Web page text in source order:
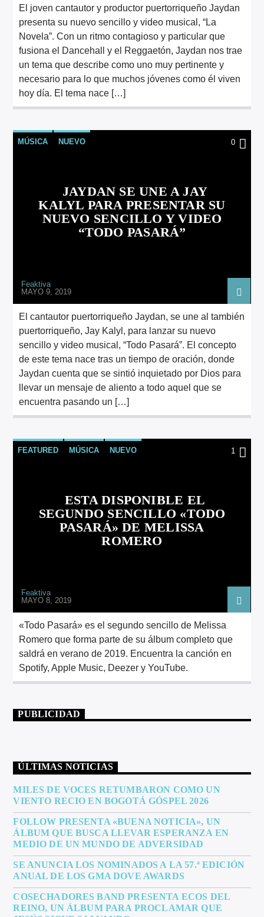
El joven cantautor y productor puertorriqueño Jaydan
presenta su nuevo sencillo y video musical, “La
Novela”. Con un ritmo contagioso y particular que
fusiona el Dancehall y el Reggaetón, Jaydan nos trae
un tema que describe como uno muy pertinente y
necesario para lo que muchos jóvenes como él viven
hoy día. El tema nace […]
MÚSICA NUEVO 0
JAYDAN SE UNE A JAY
KALYL PARA PRESENTAR SU
NUEVO SENCILLO Y VIDEO
“TODO PASARÁ”
Feaktiva
MAYO 9, 2019
El cantautor puertorriqueño Jaydan, se une al también
puertorriqueño, Jay Kalyl, para lanzar su nuevo
sencillo y video musical, “Todo Pasará”. El concepto
de este tema nace tras un tiempo de oración, donde
Jaydan cuenta que se sintió inquietado por Dios para
llevar un mensaje de aliento a todo aquel que se
encuentra pasando un […]
FEATURED MÚSICA NUEVO 1
ESTA DISPONIBLE EL
SEGUNDO SENCILLO «TODO
PASARÁ» DE MELISSA
ROMERO
Feaktiva
MAYO 8, 2019
«Todo Pasará» es el segundo sencillo de Melissa
Romero que forma parte de su álbum completo que
saldrá en verano de 2019. Encuentra la canción en
Spotify, Apple Music, Deezer y YouTube.
PUBLICIDAD
ÚLTIMAS NOTICIAS
MILES DE VOCES RETUMBARON COMO UN
VIENTO RECIO EN BOGOTÁ GÓSPEL 2026
FOLLOW PRESENTA «BUENA NOTICIA», UN
ÁLBUM QUE BUSCA LLEVAR ESPERANZA EN
MEDIO DE UN MUNDO DE ADVERSIDAD
SE ANUNCIA LOS NOMINADOS A LA 57.ª EDICIÓN
ANUAL DE LOS GMA DOVE AWARDS
COSECHADORES BAND PRESENTA ECOS DEL
REINO, UN ÁLBUM PARA PROCLAMAR QUE